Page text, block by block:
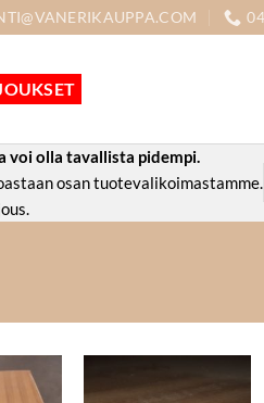
voi olla tavallista pidempi.
osan tuotevalikoimastamme.